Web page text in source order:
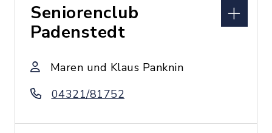
Seniorenclub
Padenstedt
Maren und Klaus Panknin
04321/81752